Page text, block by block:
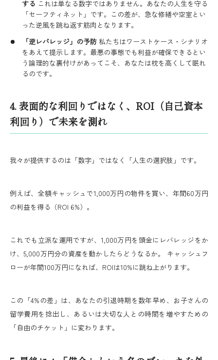
する これは単なる数字ではありません。あなたの人生を守る
「セーフティネット」です。この差が、急な修繕や空室とい
った逆風を跳ね返す筋肉となります。
「逆レバレッジ」の予防 私たちはワーストケース・シナリオ
をあえて提示します。最悪の事態でも利益が確保できるとい
う論理的な裏付けがあってこそ、あなたは枕を高くして眠れ
るのです。
4. 表面的な利回りではなく、ROI（自己資本
利回り）で未来を測れ
我々が提供するのは「数字」ではなく「人生の選択肢」です。
例えば、全額キャッシュで1,000万円の物件を買い、年間60万円
の利益を得る（ROI 6%）。
これでも立派な運用ですが、1,000万円を頭金にレバレッジをか
け、5,000万円分の資産を動かしたらどうなるか。 キャッシュフ
ローが年間100万円になれば、ROIは10%に跳ね上がります。
この「4%の差」は、あなたの引退時期を数年早め、お子さんの
留学費用を捻出し、あるいは大切な人との時間を増やすための
「自由のチケット」に変わります。